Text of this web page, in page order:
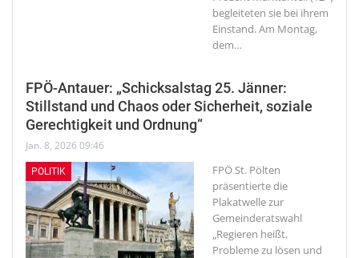
begleiteten sie bei ihrem
Einstand. Am Montag,
dem…
FPÖ-Antauer: „Schicksalstag 25. Jänner:
Stillstand und Chaos oder Sicherheit, soziale
Gerechtigkeit und Ordnung“
Jan. 8, 2026 09:46
POLITIK
FPÖ St. Pölten
präsentierte die
Plakatwelle zur
Gemeinderatswahl
„Regieren heißt,
Probleme zu lösen und